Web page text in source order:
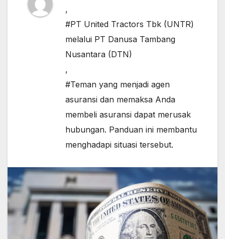
,
#PT United Tractors Tbk (UNTR)
melalui PT Danusa Tambang
Nusantara (DTN)
,
#Teman yang menjadi agen
asuransi dan memaksa Anda
membeli asuransi dapat merusak
hubungan. Panduan ini membantu
menghadapi situasi tersebut.